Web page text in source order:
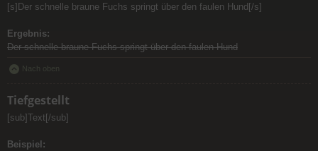
[s]Der schnelle braune Fuchs springt über den faulen Hund[/s]
Ergebnis:
Der schnelle braune Fuchs springt über den faulen Hund
Nach oben
Tiefgestellt
[sub]Text[/sub]
Beispiel: